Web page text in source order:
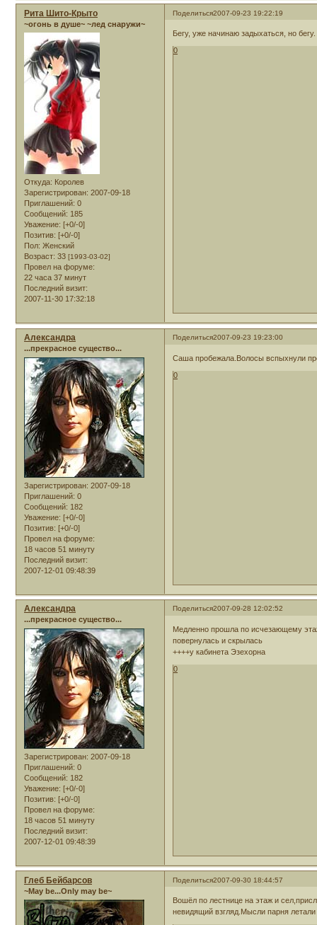
Поделиться2007-09-23 19:22:19
Рита Шито-Крыто
~огонь в душе~ ~лед снаружи~
Откуда: Королев
Зарегистрирован: 2007-09-18
Приглашений: 0
Сообщений: 185
Уважение: [+0/-0]
Позитив: [+0/-0]
Пол: Женский
Возраст: 33 [1993-03-02]
Провел на форуме:
22 часа 37 минут
Последний визит:
2007-11-30 17:32:18
Бегу, уже начинаю задыхаться, но бегу.
0
Поделиться2007-09-23 19:23:00
Александра
...прекрасное существо...
Зарегистрирован: 2007-09-18
Приглашений: 0
Сообщений: 182
Уважение: [+0/-0]
Позитив: [+0/-0]
Провел на форуме:
18 часов 51 минуту
Последний визит:
2007-12-01 09:48:39
Саша пробежала.Волосы вспыхнули
0
Поделиться2007-09-28 12:02:52
Александра
...прекрасное существо...
Зарегистрирован: 2007-09-18
Приглашений: 0
Сообщений: 182
Уважение: [+0/-0]
Позитив: [+0/-0]
Провел на форуме:
18 часов 51 минуту
Последний визит:
2007-12-01 09:48:39
Медленно прошла по исчезающему
повернулась и скрылась
++++у кабинета Эзехорна
0
Поделиться2007-09-30 18:44:57
Глеб Бейбарсов
~May be...Only may be~
Вошёл по лестнице на этаж и
невидящий взгляд.Мысли парня